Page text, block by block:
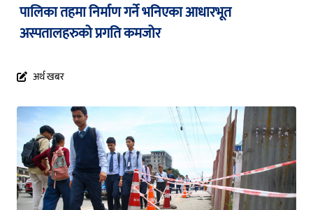
पालिका तहमा निर्माण गर्ने भनिएका आधारभूत
अस्पतालहरुको प्रगति कमजोर
अर्थ खबर